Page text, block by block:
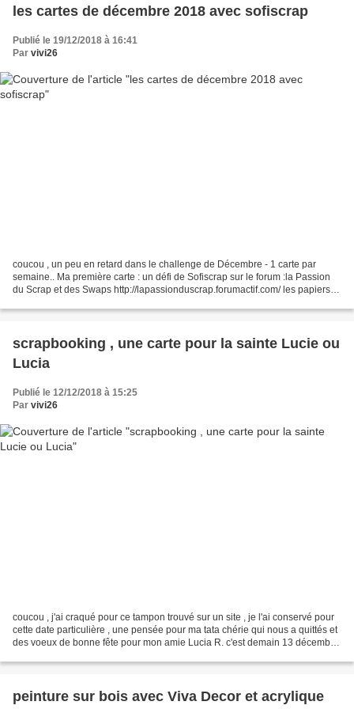
les cartes de décembre 2018 avec sofiscrap
Publié le 19/12/2018 à 16:41
Par vivi26
coucou , un peu en retard dans le challenge de Décembre - 1 carte par
semaine.. Ma première carte : un défi de Sofiscrap sur le forum :la Passion
du Scrap et des Swaps http://lapassionduscrap.forumactif.com/ les papiers
scrapbooking , une carte pour la sainte Lucie ou
Lucia
Publié le 12/12/2018 à 15:25
Par vivi26
coucou , j'ai craqué pour ce tampon trouvé sur un site , je l'ai conservé pour
cette date particulière , une pensée pour ma tata chérie qui nous a quittés et
des voeux de bonne fête pour mon amie Lucia R. c'est demain 13 décembre
peinture sur bois avec Viva Decor et acrylique